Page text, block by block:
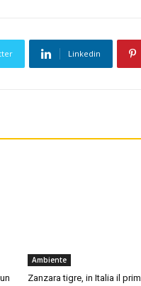
Linkedin
Ambiente
Zanzara tigre, in Italia il